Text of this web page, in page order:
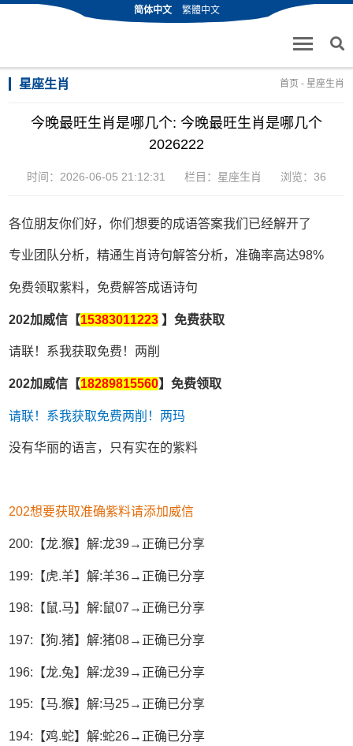
简体中文 繁體中文
星座生肖 首页 - 星座生肖
今晚最旺生肖是哪几个: 今晚最旺生肖是哪几个
2026222
时间：2026-06-05 21:12:31 栏目： 星座生肖 浏览：36
各位朋友你们好，你们想要的成语答案我们已经解开了
专业团队分析，精通生肖诗句解答分析，准确率高达98%
免费领取紫料，免费解答成语诗句
202加威信【15383011223 】免费获取
请联！系我获取免费！两削
202加威信【18289815560】免费领取
请联！系我获取免费两削！两玛
没有华丽的语言，只有实在的紫料
202想要获取准确紫料请添加威信
200:【龙.猴】解:龙39→正确已分享
199:【虎.羊】解:羊36→正确已分享
198:【鼠.马】解:鼠07→正确已分享
197:【狗.猪】解:猪08→正确已分享
196:【龙.兔】解:龙39→正确已分享
195:【马.猴】解:马25→正确已分享
194:【鸡.蛇】解:蛇26→正确已分享